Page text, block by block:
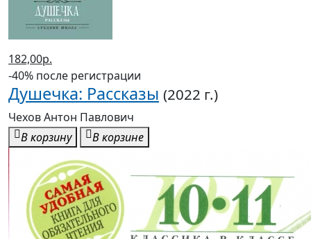
182,00р.
-40% после регистрации
Душечка: Рассказы (2022 г.)
Чехов Антон Павлович
В корзину
В корзине